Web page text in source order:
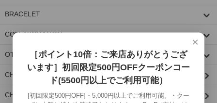
BRACELET
COLLABORATION
OTHER
CHAIN PARTS/CUSTOM PARTS
CHAIN
×
［ポイント10倍：ご来店ありがとうござ
います］初回限定500円OFFクーポンコー
ド(5500円以上でご利用可能）
[初回限定500円OFF]・5,000円以上でご利用可能。・クー